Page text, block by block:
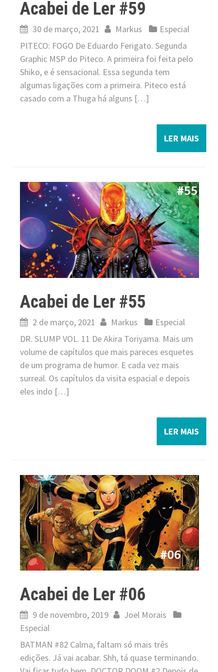
Acabei de Ler #59
30 de março, 2021 Markus
Especial
PITECO: FOGO De Eduardo Ferigato. Segunda
Graphic MSP do Piteco. A primeira foi feita pelo
Shiko, e é sensacional. Essa segunda tem
algumas ligações com a primeira. Piteco está
casado com a Thuga há alguns […]
LER MAIS
Acabei de Ler #55
2 de março, 2021 Markus
Especial
DR. SLUMP VOL. 11 De Akira Toriyama. Mais um
volume de capítulos que mais pareces esquetes
de um programa de humor. E cada vez mais
surreal. Os capítulos da visita espacial e depois
eles indo […]
LER MAIS
Acabei de Ler #06
9 de novembro, 2019
Joel Morais
Especial
BATMAN #82 Calma, faltam só mais três
edições. Já vai acabar. Shh, tá quase terminando.